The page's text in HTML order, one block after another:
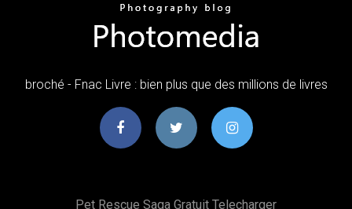
broché - Fnac Livre : bien plus que des millions de livres
Pet Rescue Saga Gratuit Telecharger